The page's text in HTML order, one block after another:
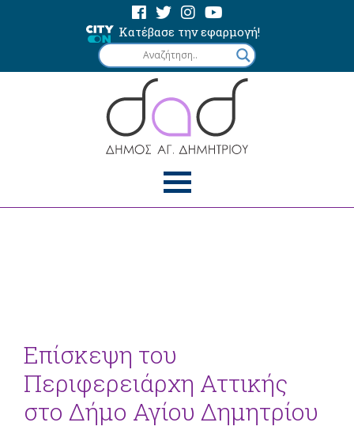
Κατέβασε την εφαρμογή!
Επίσκεψη του
Περιφερειάρχη Αττικής
στο Δήμο Αγίου Δημητρίου